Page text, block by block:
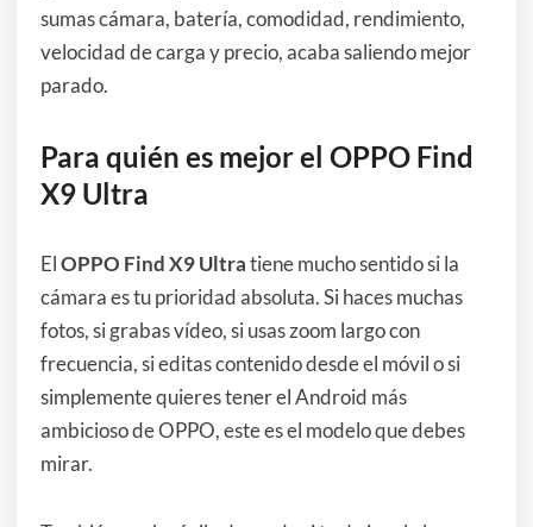
sumas cámara, batería, comodidad, rendimiento,
velocidad de carga y precio, acaba saliendo mejor
parado.
Para quién es mejor el OPPO Find
X9 Ultra
ElOPPO Find X9 Ultratiene mucho sentido si la
cámara es tu prioridad absoluta. Si haces muchas
fotos, si grabas vídeo, si usas zoom largo con
frecuencia, si editas contenido desde el móvil o si
simplemente quieres tener el Android más
ambicioso de OPPO, este es el modelo que debes
mirar.